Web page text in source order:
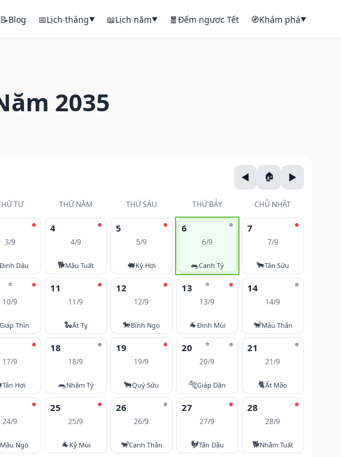
📝Blog 📅Lịch tháng▼ 📖Lịch năm▼ 🧧Đếm ngược Tết 🧭Khám phá▼
2035
TƯ THỨ NĂM THỨ SÁU THỨ BẢY
CHỦ NHẬT
3/9
Đinh Dậu
4
4/9
🐕Mậu Tuất
5
5/9
🐖Kỷ Hợi
6
6/9
🐀Canh Tý
7
7/9
🐂Tân Sửu
⭐
10/9
Thìn
11
11/9
🐍Ất Tỵ
12
12/9
🐎Bính Ngọ
⭐
13
13/9
🐐Đinh Mùi
14
14/9
🐒Mậu Thân
17/9
Tân Hợi
18
18/9
🐀Nhâm Tý
19
19/9
🐂Quý Sửu
⭐
20
20/9
🐅Giáp Dần
21
21/9
🐈Ất Mão
24/9
Mậu Ngọ
25
25/9
🐐 Kỷ Mùi
26
26/9
🐒Canh Thân
27
27/9
🐓Tân Dậu
28
28/9
🐕Nhâm Tuất